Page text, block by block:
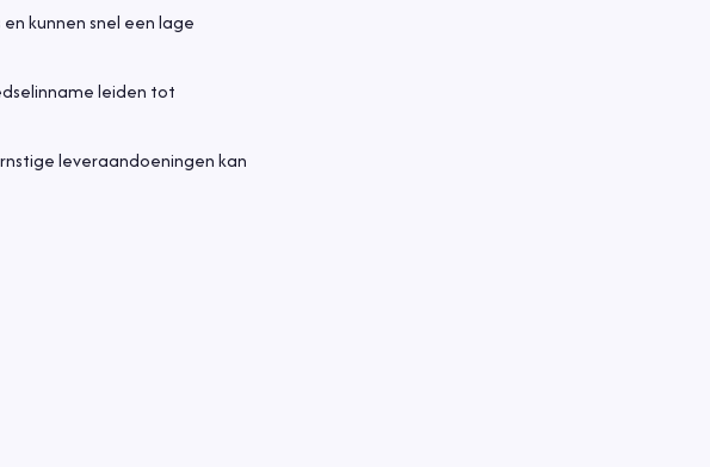
kunnen snel een lage
leiden tot
leveraandoeningen kan